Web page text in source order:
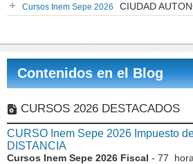
Cursos Inem Sepe 2026 CIUDAD
Contenidos en el Blog
CURSOS 2026 DESTACADOS
CURSO Inem Sepe 2026 Impuesto
DISTANCIA
Cursos Inem Sepe 2026 Fiscal - 77